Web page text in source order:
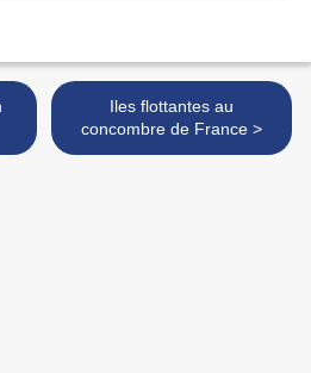
Iles flottantes au
concombre de France >